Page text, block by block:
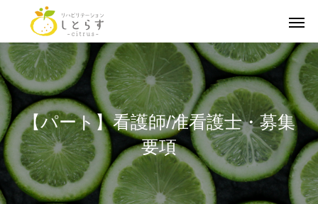
【パート】看護師/准看護士・募集
要項